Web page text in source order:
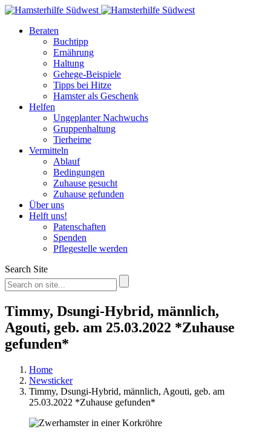
Beraten
Buchtipp
Ernährung
Haltung
Gehege-Beispiele
Tipps bei Hitze
Hamster als Geschenk
Helfen
Ungeplanter Nachwuchs
Gruppenhaltung
Tierheime
Vermitteln
Ablauf
Bedingungen
Zuhause gesucht
Zuhause gefunden
Über uns
Helft uns!
Patenschaften
Spenden
Pflegestelle werden
Search Site
Timmy, Dsungi-Hybrid, männlich,
Agouti, geb. am 25.03.2022 *Zuhause
gefunden*
Home
Newsticker
Timmy, Dsungi-Hybrid, männlich, Agouti, geb. am
25.03.2022 *Zuhause gefunden*